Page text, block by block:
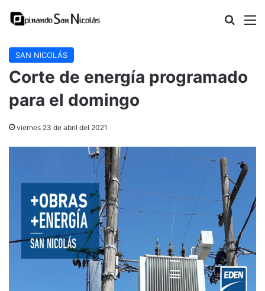
Buscar
SAN NICOLÁS
Corte de energía programado
para el domingo
viernes 23 de abril del 2021